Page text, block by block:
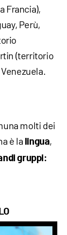
Francia),
Perù,
(territorio
molti dei
è la lingua,
gruppi: